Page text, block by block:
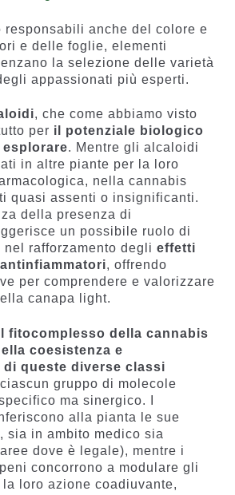
responsabili anche del colore e
e delle foglie, elementi
la selezione delle varietà
appassionati più esperti.
, che come abbiamo visto
per il potenziale biologico
. Mentre gli alcaloidi
in altre piante per la loro
nella cannabis
quasi assenti o insignificanti.
della presenza di
un possibile ruolo di
rafforzamento degli effetti
, offrendo
per comprendere e valorizzare
canapa light.
fitocomplesso della cannabis
coesistenza e
di queste diverse classi
gruppo di molecole
ma sinergico. I
alla pianta le sue
sia in ambito medico sia
dove è legale), mentre i
concorrono a modulare gli
loro azione coadiuvante,